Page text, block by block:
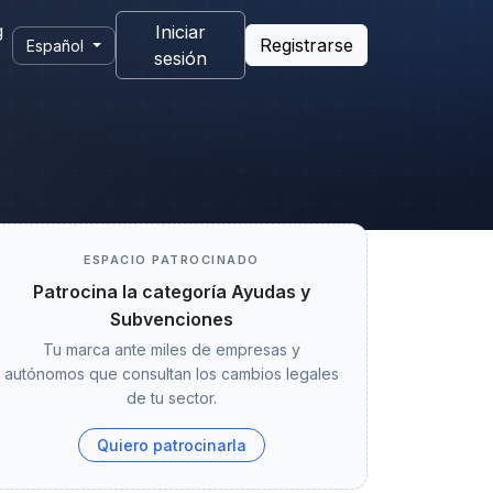
Español
Iniciar
sesión
Registrarse
ESPACIO PATROCINADO
Patrocina la categoría Ayudas y
Subvenciones
Tu marca ante miles de empresas y
autónomos que consultan los cambios legales
de tu sector.
Quiero patrocinarla